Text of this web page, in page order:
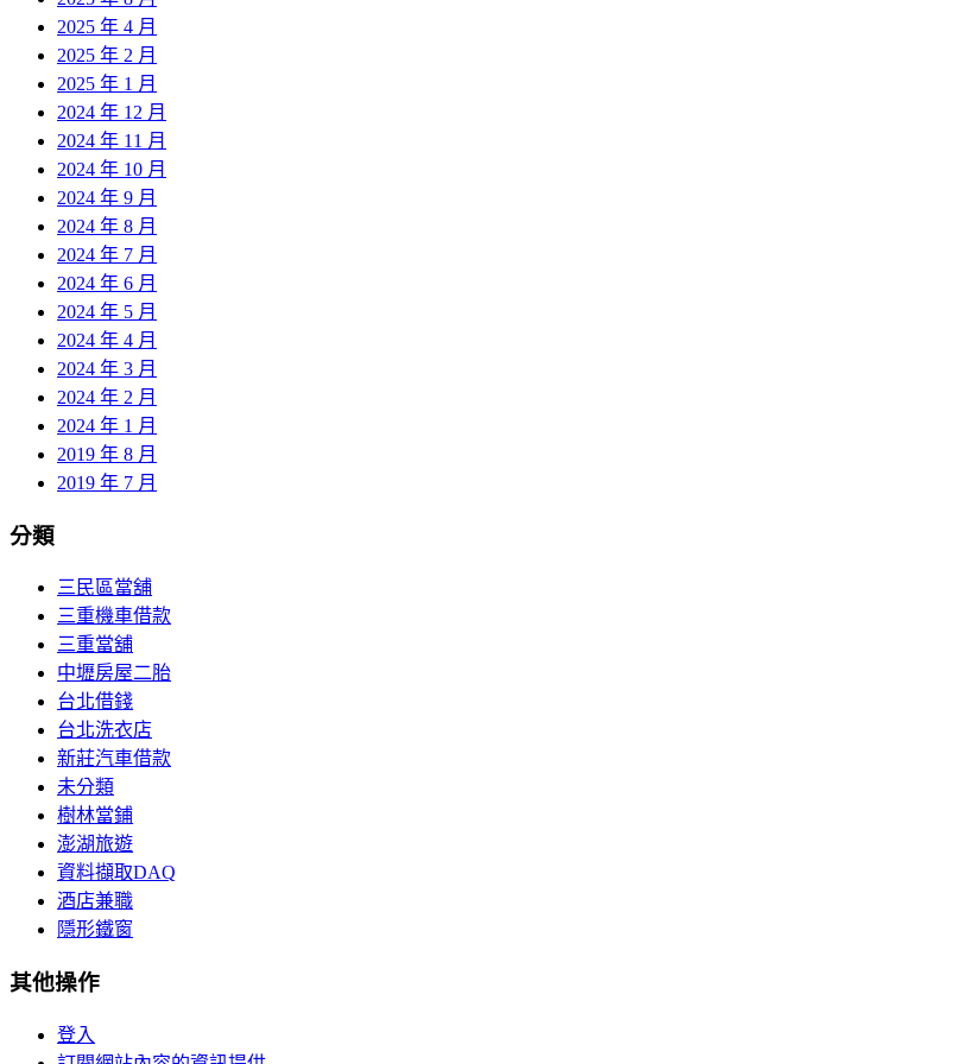
2025 年 4 月
2025 年 2 月
2025 年 1 月
2024 年 12 月
2024 年 11 月
2024 年 10 月
2024 年 9 月
2024 年 8 月
2024 年 7 月
2024 年 6 月
2024 年 5 月
2024 年 4 月
2024 年 3 月
2024 年 2 月
2024 年 1 月
2019 年 8 月
2019 年 7 月
分類
三民區當舖
三重機車借款
三重當舖
中壢房屋二胎
台北借錢
台北洗衣店
新莊汽車借款
未分類
樹林當鋪
澎湖旅遊
資料擷取DAQ
酒店兼職
隱形鐵窗
其他操作
登入